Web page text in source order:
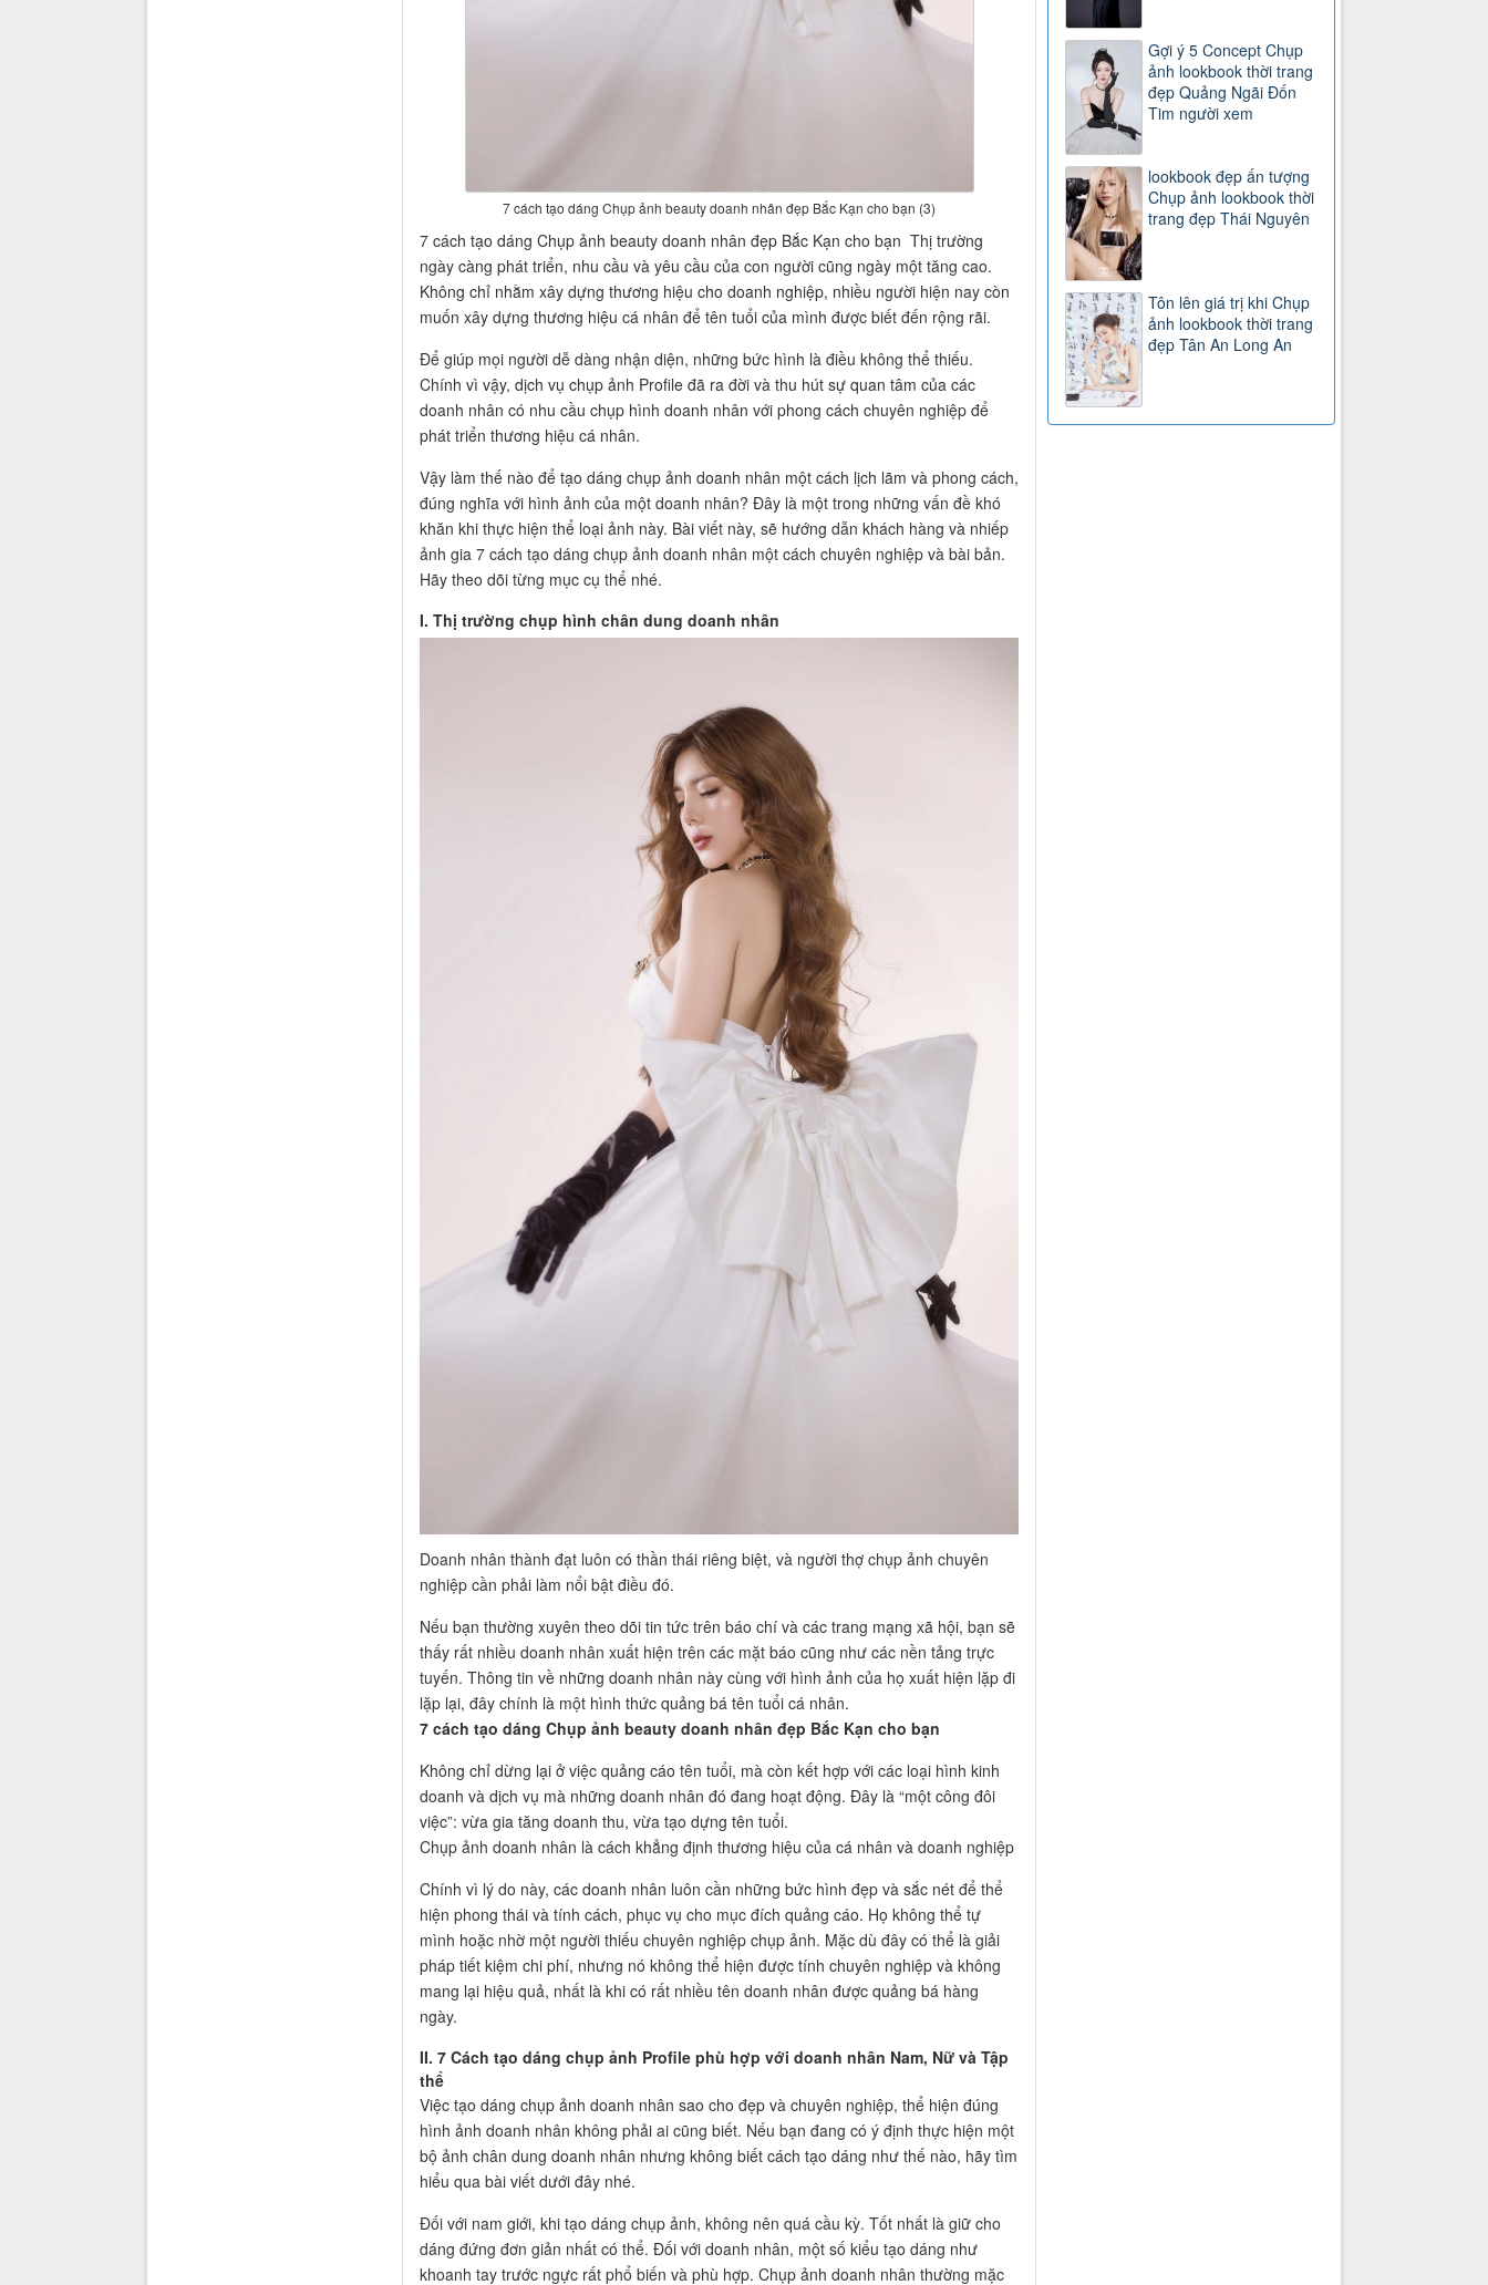
7 cách tạo dáng Chụp ảnh beauty doanh nhân đẹp Bắc Kạn cho bạn (3)
7 cách tạo dáng Chụp ảnh beauty doanh nhân đẹp Bắc Kạn cho bạn Thị trường
ngày càng phát triển, nhu cầu và yêu cầu của con người cũng ngày một tăng cao.
Không chỉ nhằm xây dựng thương hiệu cho doanh nghiệp, nhiều người hiện nay còn
muốn xây dựng thương hiệu cá nhân để tên tuổi của mình được biết đến rộng rãi.
Để giúp mọi người dễ dàng nhận diện, những bức hình là điều không thể thiếu.
Chính vì vậy, dịch vụ chụp ảnh Profile đã ra đời và thu hút sự quan tâm của các
doanh nhân có nhu cầu chụp hình doanh nhân với phong cách chuyên nghiệp để
phát triển thương hiệu cá nhân.
Vậy làm thế nào để tạo dáng chụp ảnh doanh nhân một cách lịch lãm và phong cách,
đúng nghĩa với hình ảnh của một doanh nhân? Đây là một trong những vấn đề khó
khăn khi thực hiện thể loại ảnh này. Bài viết này, sẽ hướng dẫn khách hàng và nhiếp
ảnh gia 7 cách tạo dáng chụp ảnh doanh nhân một cách chuyên nghiệp và bài bản.
Hãy theo dõi từng mục cụ thể nhé.
I. Thị trường chụp hình chân dung doanh nhân
Doanh nhân thành đạt luôn có thần thái riêng biệt, và người thợ chụp ảnh chuyên
nghiệp cần phải làm nổi bật điều đó.
Nếu bạn thường xuyên theo dõi tin tức trên báo chí và các trang mạng xã hội, bạn sẽ
thấy rất nhiều doanh nhân xuất hiện trên các mặt báo cũng như các nền tảng trực
tuyến. Thông tin về những doanh nhân này cùng với hình ảnh của họ xuất hiện lặp đi
lặp lại, đây chính là một hình thức quảng bá tên tuổi cá nhân.
7 cách tạo dáng Chụp ảnh beauty doanh nhân đẹp Bắc Kạn cho bạn
Không chỉ dừng lại ở việc quảng cáo tên tuổi, mà còn kết hợp với các loại hình kinh
doanh và dịch vụ mà những doanh nhân đó đang hoạt động. Đây là “một công đôi
việc”: vừa gia tăng doanh thu, vừa tạo dựng tên tuổi.
Chụp ảnh doanh nhân là cách khẳng định thương hiệu của cá nhân và doanh nghiệp
Chính vì lý do này, các doanh nhân luôn cần những bức hình đẹp và sắc nét để thể
hiện phong thái và tính cách, phục vụ cho mục đích quảng cáo. Họ không thể tự
mình hoặc nhờ một người thiếu chuyên nghiệp chụp ảnh. Mặc dù đây có thể là giải
pháp tiết kiệm chi phí, nhưng nó không thể hiện được tính chuyên nghiệp và không
mang lại hiệu quả, nhất là khi có rất nhiều tên doanh nhân được quảng bá hàng
ngày.
II. 7 Cách tạo dáng chụp ảnh Profile phù hợp với doanh nhân Nam, Nữ và Tập
thể
Việc tạo dáng chụp ảnh doanh nhân sao cho đẹp và chuyên nghiệp, thể hiện đúng
hình ảnh doanh nhân không phải ai cũng biết. Nếu bạn đang có ý định thực hiện một
bộ ảnh chân dung doanh nhân nhưng không biết cách tạo dáng như thế nào, hãy tìm
hiểu qua bài viết dưới đây nhé.
Đối với nam giới, khi tạo dáng chụp ảnh, không nên quá cầu kỳ. Tốt nhất là giữ cho
dáng đứng đơn giản nhất có thể. Đối với doanh nhân, một số kiểu tạo dáng như
khoanh tay trước ngực rất phổ biến và phù hợp. Chụp ảnh doanh nhân thường mặc
Gợi ý 5 Concept Chụp
ảnh lookbook thời trang
đẹp Quảng Ngãi Đốn
Tim người xem
lookbook đẹp ấn tượng
Chụp ảnh lookbook thời
trang đẹp Thái Nguyên
Tôn lên giá trị khi Chụp
ảnh lookbook thời trang
đẹp Tân An Long An